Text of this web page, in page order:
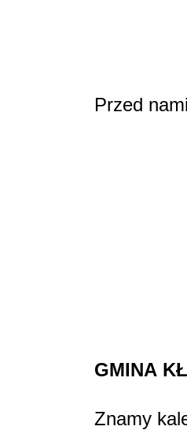
Przed
GMINA
Znamy